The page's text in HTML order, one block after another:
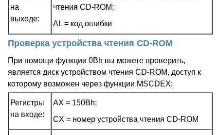
на
выходе:
чтения CD-ROM;
AL = код ошибки
Проверка устройства чтения CD-ROM
При помощи функции 0Bh вы можете проверить,
является диск устройством чтения CD-ROM, доступ к
которому возможен через функции MSCDEX:
Регистры
на входе:
AX = 150Bh;
CX = номер устройства чтения CD-ROM